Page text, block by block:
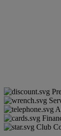
Club